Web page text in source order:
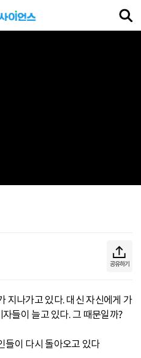
공유하기
지나가고 있다. 대신 자신에게 가
들이 늘고 있다. 그 때문일까?
들이 다시 돌아오고 있다